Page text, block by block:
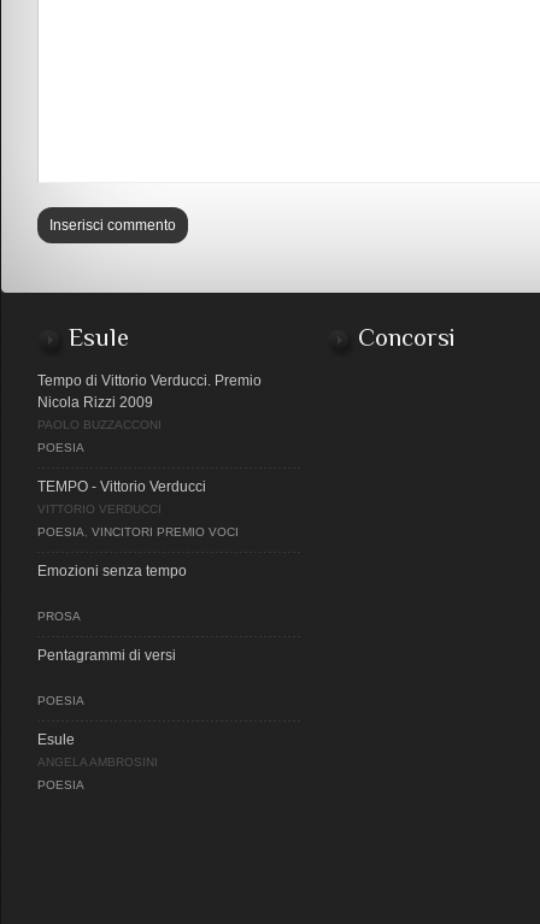
Esule
Tempo di Vittorio Verducci. Premio
Nicola Rizzi 2009
PAOLO BUZZACCONI
POESIA
TEMPO - Vittorio Verducci
VITTORIO VERDUCCI
POESIA
VINCITORI PREMIO VOCI
Emozioni senza tempo
PROSA
Pentagrammi di versi
POESIA
Esule
ANGELA AMBROSINI
POESIA
Concorsi